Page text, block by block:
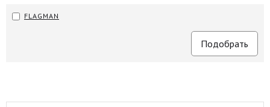
FLAGMAN